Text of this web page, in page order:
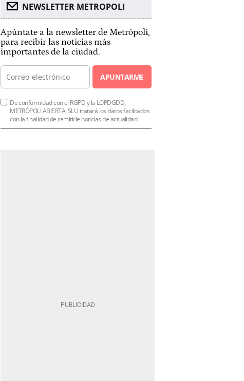
NEWSLETTER METROPOLI
Apúntate a la newsletter de Metrópoli,
para recibir las noticias más
importantes de la ciudad.
APUNTARME
De conformidad con el RGPD y la LOPDGDD,
METRÓPOLI ABIERTA, SLU tratará los datos facilitados
con la finalidad de remitirle noticias de actualidad.